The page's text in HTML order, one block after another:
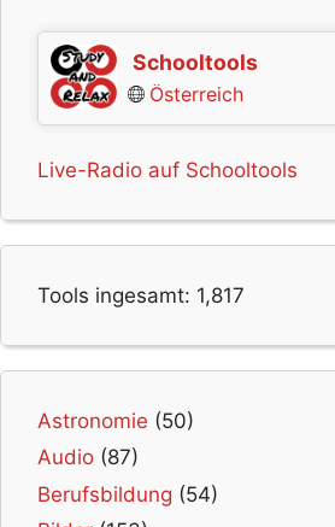
Schooltools
Österreich
Live-Radio auf Schooltools
Tools ingesamt: 1,817
Astronomie (50)
Audio (87)
Berufsbildung (54)